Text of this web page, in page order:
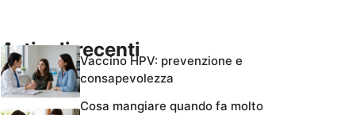
Articoli recentiVaccino HPV: prevenzione e
consapevolezza
Cosa mangiare quando fa molto